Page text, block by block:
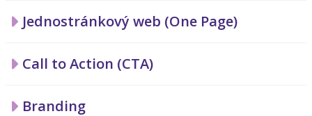
Jednostránkový web (One Page)
Call to Action (CTA)
Branding